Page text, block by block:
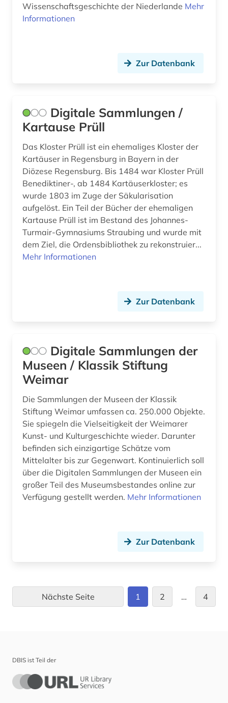
Wissenschaftsgeschichte der Niederlande Mehr
Informationen
Zur Datenbank
Digitale Sammlungen /
Kartause Prüll
Das Kloster Prüll ist ein ehemaliges Kloster der
Kartäuser in Regensburg in Bayern in der
Diözese Regensburg. Bis 1484 war Kloster Prüll
Benediktiner-, ab 1484 Kartäuserkloster; es
wurde 1803 im Zuge der Säkularisation
aufgelöst. Ein Teil der Bücher der ehemaligen
Kartause Prüll ist im Bestand des Johannes-
Turmair-Gymnasiums Straubing und wurde mit
dem Ziel, die Ordensbibliothek zu rekonstruier...
Mehr Informationen
Zur Datenbank
Digitale Sammlungen der
Museen / Klassik Stiftung
Weimar
Die Sammlungen der Museen der Klassik
Stiftung Weimar umfassen ca. 250.000 Objekte.
Sie spiegeln die Vielseitigkeit der Weimarer
Kunst- und Kulturgeschichte wieder. Darunter
befinden sich einzigartige Schätze vom
Mittelalter bis zur Gegenwart. Kontinuierlich soll
über die Digitalen Sammlungen der Museen ein
großer Teil des Museumsbestandes online zur
Verfügung gestellt werden. Mehr Informationen
Zur Datenbank
Nächste Seite 1 2 … 4
DBIS ist Teil der